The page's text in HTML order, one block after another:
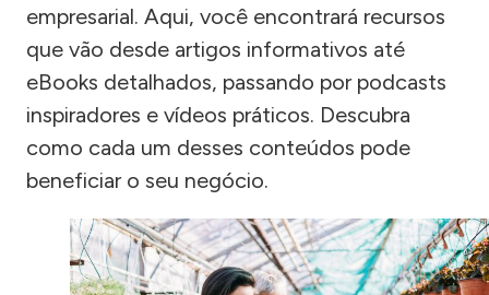
empresarial. Aqui, você encontrará recursos
que vão desde artigos informativos até
eBooks detalhados, passando por podcasts
inspiradores e vídeos práticos. Descubra
como cada um desses conteúdos pode
beneficiar o seu negócio.